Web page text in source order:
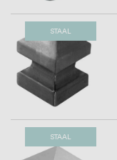
STAAL
STAAL